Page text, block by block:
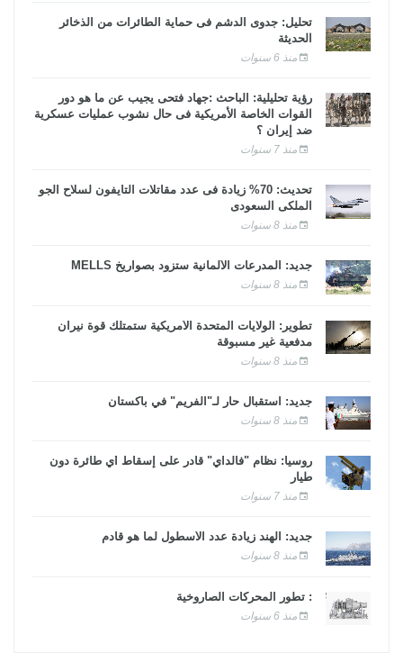
تحليل: جدوى الدشم فى حماية الطائرات من الذخائر
الحديثة
منذ 6 سنوات
رؤية تحليلية: الباحث :جهاد فتحى يجيب عن ما هو دور
القوات الخاصة الأمريكية فى حال نشوب عمليات عسكرية
ضد إيران ؟
منذ 7 سنوات
تحديث: 70% زيادة فى عدد مقاتلات التايفون لسلاح الجو
الملكى السعودى
منذ 8 سنوات
جديد: المدرعات الألمانية ستزود بصواريخ MELLS
منذ 8 سنوات
تطوير: الولايات المتحدة الأمريكية ستمتلك قوة نيران
مدفعية غير مسبوقة
منذ 8 سنوات
جديد: استقبال حار لـ"الفريم" في باكستان
منذ 8 سنوات
روسيا: نظام "فالداي" قادر على إسقاط أي طائرة دون
طيار
منذ 7 سنوات
جديد: الهند زيادة عدد الأسطول لما هو قادم
منذ 8 سنوات
: تطور المحركات الصاروخية
منذ 6 سنوات